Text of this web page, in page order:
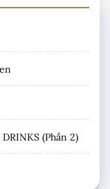
(Phần 2)